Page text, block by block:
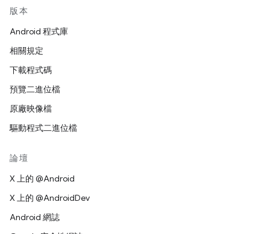
版本
Android 程式庫
相關規定
下載程式碼
預覽二進位檔
原廠映像檔
驅動程式二進位檔
論壇
X 上的 @Android
X 上的 @AndroidDev
Android 網誌